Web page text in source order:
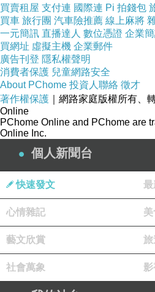
一九三三年生，天津市人
系、復旦大學研究生畢業
文系教授、博士生導師，
中外傳記文學研究會名譽
會長，為著名的《史記》與
博客來網路書店網站網址
http://www.books.com.tw/
af000027898
博客來,博客來網路書店,
e-coupon 2013,博客來書
博客來網路書店歡迎您,博
買賣租屋 支付連 國際連 Pi 拍錢包
買車 旅行團 汽車險推薦 線上麻將
一元簡訊 直播達人 數位憑證 企業
買網址 虛擬主機 企業郵件
廣告刊登 隱私權聲明
消費者保護 兒童網路安全
About PChome 投資人聯絡 徵才
著作權保護 ｜網路家庭版權所有、
Online
PChome Online and PChome are
Online Inc.
個人新聞台
快速發文 最
心情雜記
藝文欣賞 旅
社會萬象 影